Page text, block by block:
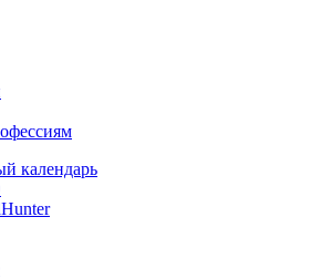
календарь